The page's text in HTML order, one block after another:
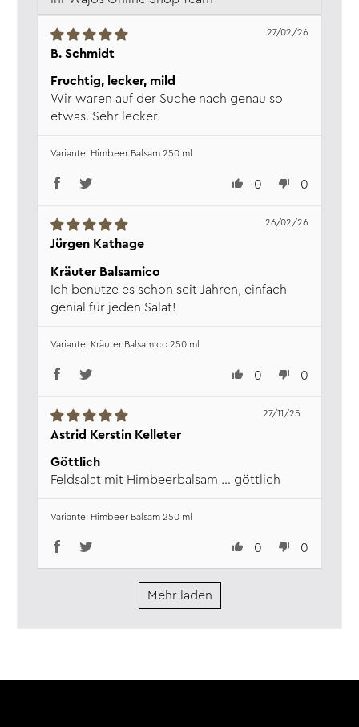
B. Schmidt
27/02/26
Fruchtig, lecker, mild
Wir waren auf der Suche nach genau so
etwas. Sehr lecker.
0 0
Himbeer Balsam 250 ml
Jürgen Kathage
26/02/26
Kräuter Balsamico
Ich benutze es schon seit Jahren, einfach
genial für jeden Salat!
0 0
Kräuter Balsamico 250 ml
Astrid Kerstin Kelleter
27/11/25
Göttlich
Feldsalat mit Himbeerbalsam … göttlich
0 0
Himbeer Balsam 250 ml
Mehr laden